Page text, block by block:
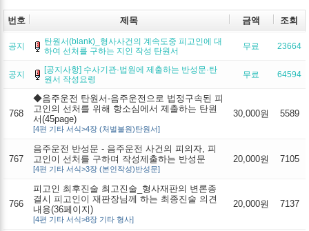
번호 제목 금액 조회
공지
탄원서(blank)_형사사건의 계속도중 피고인에 대
하여 선처를 구하는 지인 작성 탄원서
무료 23664
공지
[공지사항] 수사기관·법원에 제출하는 반성문·탄
원서 작성요령
무료 64594
768
◆음주운전 탄원서-음주운전으로 법정구속된 피
고인의 선처를 위해 항소심에서 제출하는 탄원
서(45page)
[4편 기타 서식>4장 (처벌불원)탄원서]
30,000원 5589
767
음주운전 반성문 - 음주운전 사건의 피의자, 피
고인이 선처를 구하며 작성제출하는 반성문
[4편 기타 서식>3장 (본인작성)반성문]
20,000원 7105
766
피고인 최후진술 최고진술_형사재판의 변론종
결시 피고인이 재판장님께 하는 최종진술 의견
내용(36페이지)
[4편 기타 서식>8장 기타 형사]
20,000원 7137